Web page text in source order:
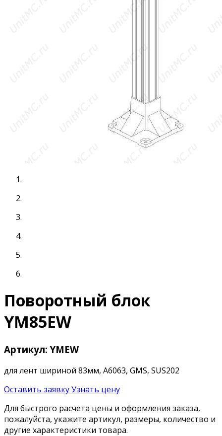
Поворотный блок
YM85EW
Артикул: YMEW
для лент шириной 83мм, A6063, GMS, SUS202
Оставить заявкуУзнать цену
Для быстрого расчета цены и оформления заказа,
пожалуйста, укажите артикул, размеры, количество и
другие характеристики товара.